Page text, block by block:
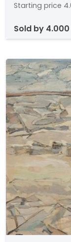
Louise Leiris,
españoles del
2000. .
"Pintores
Ayuntamiento
Dechanet,
Razonado de
Telefónica y
nº 1940/16
Starting price
sold by